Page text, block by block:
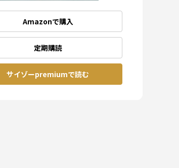
Amazonで購入
定期購読
サイゾーpremiumで読む